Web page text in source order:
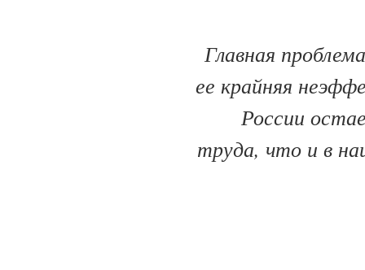
Главная
ее крайняя
России
труда, что и в